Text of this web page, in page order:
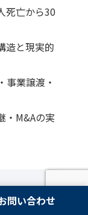
死亡から30
造と現実的
事業譲渡・
・M&Aの実
問い合わせ